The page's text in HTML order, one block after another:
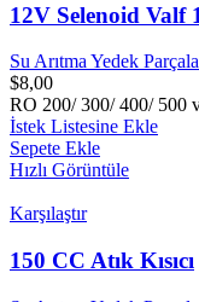
12V Selenoid Valf
Su Arıtma Yedek
$8,00
RO 200/ 300/ 400/ 500
İstek Listesine Ekle
Sepete Ekle
Hızlı Görüntüle
Karşılaştır
150 CC Atık Kısıcı